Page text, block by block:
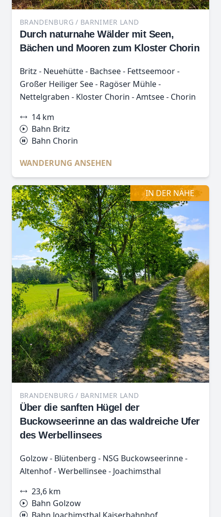
BRANDENBURG / BARNIMER LAND
Durch naturnahe Wälder mit Seen,
Bächen und Mooren zum Kloster Chorin
Britz - Neuehütte - Bachsee - Fettseemoor -
Großer Heiliger See - Ragöser Mühle -
Nettelgraben - Kloster Chorin - Amtsee - Chorin
14 km
Bahn Britz
Bahn Chorin
WANDERUNG ANSEHEN
IN DER NÄHE
BRANDENBURG / BARNIMER LAND
Über die sanften Hügel der
Buckowseerinne an das waldreiche Ufer
des Werbellinsees
Golzow - Blütenberg - NSG Buckowseerinne -
Altenhof - Werbellinsee - Joachimsthal
23,6 km
Bahn Golzow